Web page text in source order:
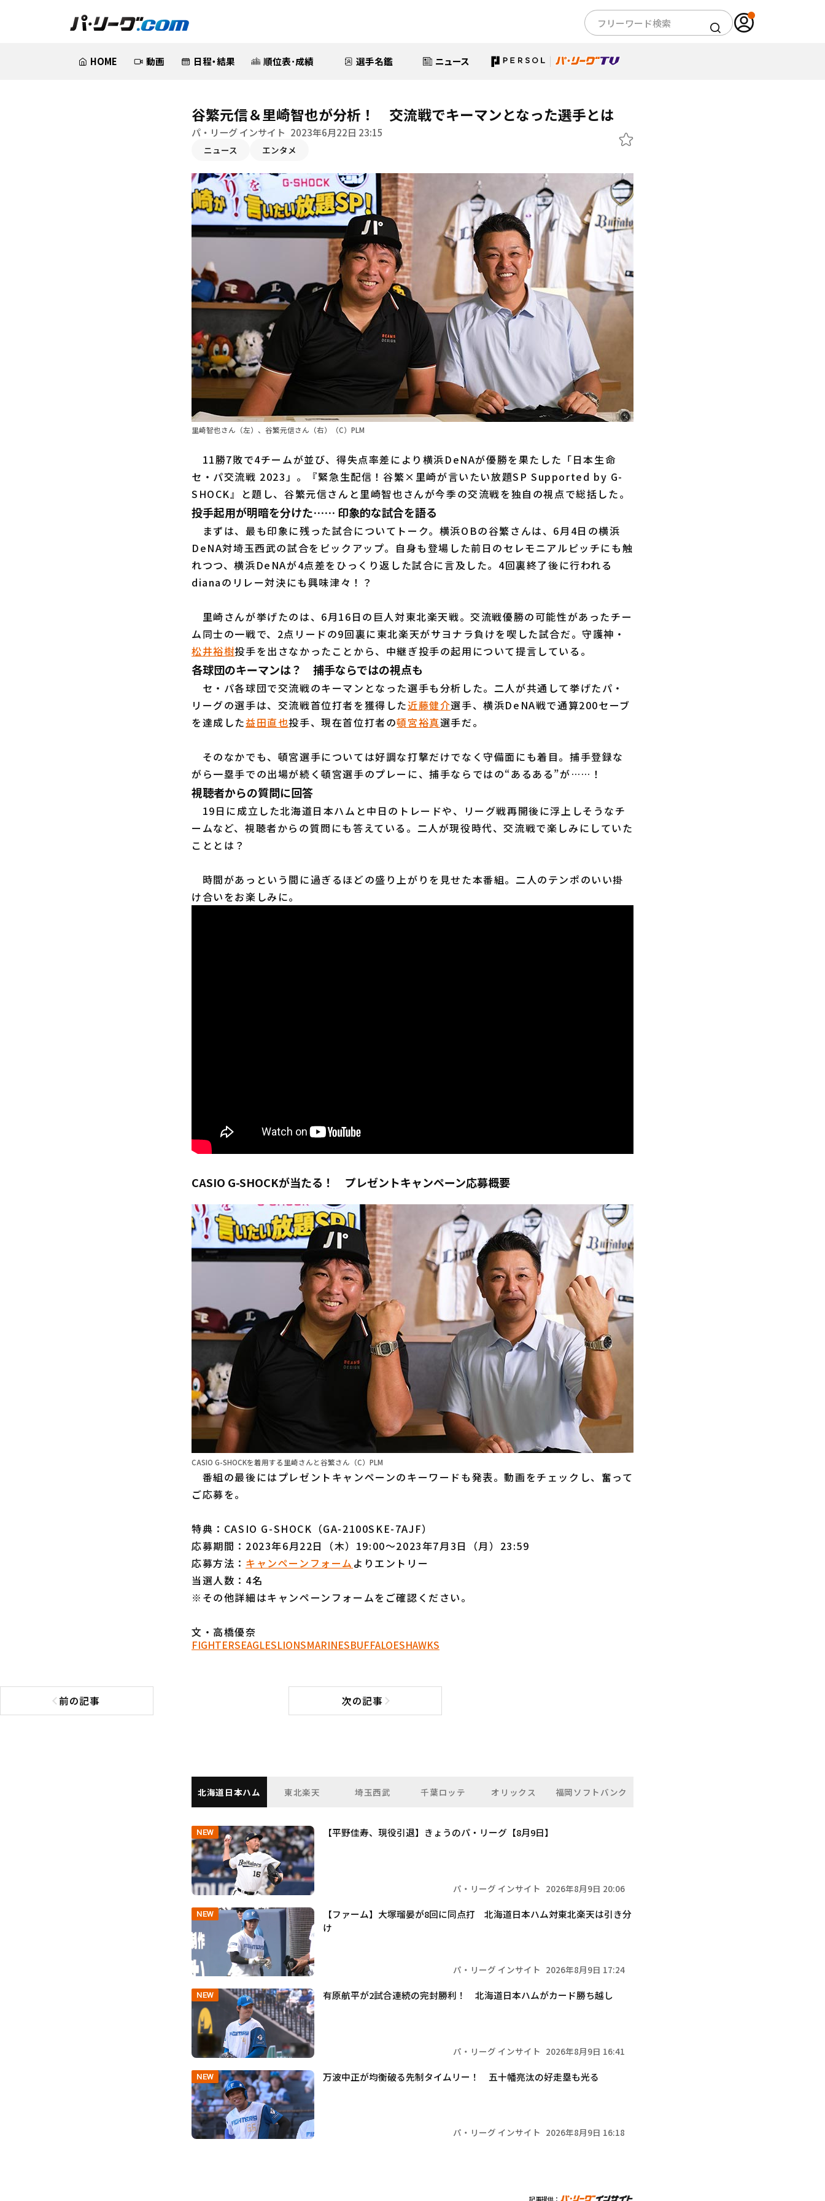
HOME 動画 日程・結果 順位表･成績 選手名鑑 ニュース
谷繁元信＆里崎智也が分析！ 交流戦でキーマンとなった選手とは
パ・リーグ インサイト 2023年6月22日 23:15
ニュース エンタメ
里崎智也さん（左）、谷繁元信さん（右）（C）PLM
11勝7敗で4チームが並び、得失点率差により横浜DeNAが優勝を果たした「日本生命
セ・パ交流戦 2023」。『緊急生配信！谷繁×里崎が言いたい放題SP Supported by G-
SHOCK』と題し、谷繁元信さんと里崎智也さんが今季の交流戦を独自の視点で総括した。
投手起用が明暗を分けた…… 印象的な試合を語る
まずは、最も印象に残った試合についてトーク。横浜OBの谷繁さんは、6月4日の横浜
DeNA対埼玉西武の試合をピックアップ。自身も登場した前日のセレモニアルピッチにも触
れつつ、横浜DeNAが4点差をひっくり返した試合に言及した。4回裏終了後に行われる
dianaのリレー対決にも興味津々！？
里崎さんが挙げたのは、6月16日の巨人対東北楽天戦。交流戦優勝の可能性があったチー
ム同士の一戦で、2点リードの9回裏に東北楽天がサヨナラ負けを喫した試合だ。守護神・
松井裕樹投手を出さなかったことから、中継ぎ投手の起用について提言している。
各球団のキーマンは？ 捕手ならではの視点も
セ・パ各球団で交流戦のキーマンとなった選手も分析した。二人が共通して挙げたパ・
リーグの選手は、交流戦首位打者を獲得した近藤健介選手、横浜DeNA戦で通算200セーブ
を達成した益田直也投手、現在首位打者の頓宮裕真選手だ。
そのなかでも、頓宮選手については好調な打撃だけでなく守備面にも着目。捕手登録な
がら一塁手での出場が続く頓宮選手のプレーに、捕手ならではの“あるある”が……！
視聴者からの質問に回答
19日に成立した北海道日本ハムと中日のトレードや、リーグ戦再開後に浮上しそうなチ
ームなど、視聴者からの質問にも答えている。二人が現役時代、交流戦で楽しみにしていた
こととは？
時間があっという間に過ぎるほどの盛り上がりを見せた本番組。二人のテンポのいい掛
け合いをお楽しみに。
CASIO G-SHOCKが当たる！ プレゼントキャンペーン応募概要
CASIO G-SHOCKを着用する里崎さんと谷繁さん（C）PLM
番組の最後にはプレゼントキャンペーンのキーワードも発表。動画をチェックし、奮って
ご応募を。
特典：CASIO G-SHOCK（GA-2100SKE-7AJF）
応募期間：2023年6月22日（木）19:00〜2023年7月3日（月）23:59
応募方法： キャンペーンフォーム よりエントリー
当選人数：4名
※その他詳細はキャンペーンフォームをご確認ください。
文・高橋優奈
FIGHTERSEAGLESLIONSMARINESBUFFALOESHAWKS
前の記事
前の記事へ 次の記事次の記事へ
北海道日本ハム 東北楽天 埼玉西武 千葉ロッテ オリックス 福岡ソフトバンク
NEW 【平野佳寿、現役引退】きょうのパ・リーグ【8月9日】
パ・リーグ インサイト 2026年8月9日 20:06
NEW
【ファーム】大塚瑠晏が8回に同点打 北海道日本ハム対東北楽天は引き分
け
パ・リーグ インサイト 2026年8月9日 17:24
NEW 有原航平が2試合連続の完封勝利！ 北海道日本ハムがカード勝ち越し
パ・リーグ インサイト 2026年8月9日 16:41
NEW 万波中正が均衡破る先制タイムリー！ 五十幡亮汰の好走塁も光る
パ・リーグ インサイト 2026年8月9日 16:18
記事提供：